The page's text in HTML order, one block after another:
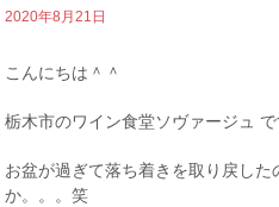
2020年8月21日
こんにちは＾＾
栃木市のワイン食堂ソヴァージュ で
お盆が過ぎて落ち着きを取り戻し
か。。。笑